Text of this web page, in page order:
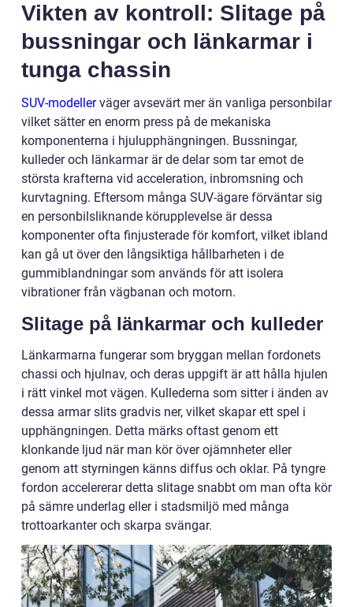
Vikten av kontroll: Slitage på
bussningar och länkarmar i
tunga chassin
SUV-modellerväger avsevärt mer än vanliga personbilar
vilket sätter en enorm press på de mekaniska
komponenterna i hjulupphängningen. Bussningar,
kulleder och länkarmar är de delar som tar emot de
största krafterna vid acceleration, inbromsning och
kurvtagning. Eftersom många SUV-ägare förväntar sig
en personbilsliknande körupplevelse är dessa
komponenter ofta finjusterade för komfort, vilket ibland
kan gå ut över den långsiktiga hållbarheten i de
gummiblandningar som används för att isolera
vibrationer från vägbanan och motorn.
Slitage på länkarmar och kulleder
Länkarmarna fungerar som bryggan mellan fordonets
chassi och hjulnav, och deras uppgift är att hålla hjulen
i rätt vinkel mot vägen. Kullederna som sitter i änden av
dessa armar slits gradvis ner, vilket skapar ett spel i
upphängningen. Detta märks oftast genom ett
klonkande ljud när man kör över ojämnheter eller
genom att styrningen känns diffus och oklar. På tyngre
fordon accelererar detta slitage snabbt om man ofta kör
på sämre underlag eller i stadsmiljö med många
trottoarkanter och skarpa svängar.